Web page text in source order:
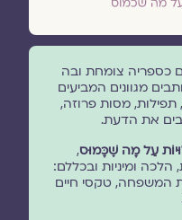
כספריה צומחת ובה
מגוונים המביעים
מסות פרוזה,
את הדעת.
עַל מָה שֶׁכָּמוּס,
ומיניות ובכללם:
המשפחה, טקסי חיים